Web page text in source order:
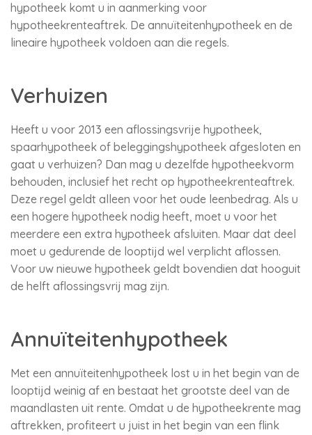
hypotheek komt u in aanmerking voor
hypotheekrenteaftrek. De annuïteitenhypotheek en de
lineaire hypotheek voldoen aan die regels.
Verhuizen
Heeft u voor 2013 een aflossingsvrije hypotheek,
spaarhypotheek of beleggingshypotheek afgesloten en
gaat u verhuizen? Dan mag u dezelfde hypotheekvorm
behouden, inclusief het recht op hypotheekrenteaftrek.
Deze regel geldt alleen voor het oude leenbedrag. Als u
een hogere hypotheek nodig heeft, moet u voor het
meerdere een extra hypotheek afsluiten. Maar dat deel
moet u gedurende de looptijd wel verplicht aflossen.
Voor uw nieuwe hypotheek geldt bovendien dat hooguit
de helft aflossingsvrij mag zijn.
Annuïteitenhypotheek
Met een annuïteitenhypotheek lost u in het begin van de
looptijd weinig af en bestaat het grootste deel van de
maandlasten uit rente. Omdat u de hypotheekrente mag
aftrekken, profiteert u juist in het begin van een flink